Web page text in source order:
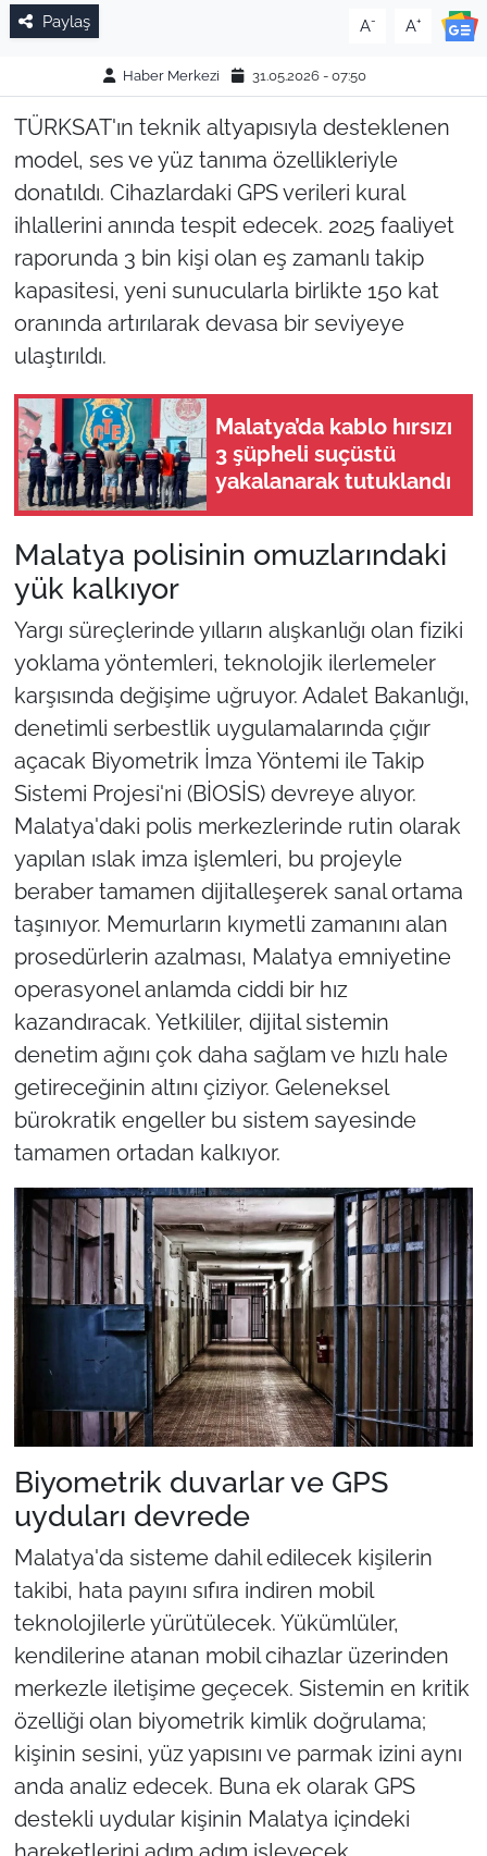
Paylaş A- A+
Haber Merkezi 31.05.2026 - 07:50
TÜRKSAT'ın teknik altyapısıyla desteklenen
model, ses ve yüz tanıma özellikleriyle
donatıldı. Cihazlardaki GPS verileri kural
ihlallerini anında tespit edecek. 2025 faaliyet
raporunda 3 bin kişi olan eş zamanlı takip
kapasitesi, yeni sunucularla birlikte 150 kat
oranında artırılarak devasa bir seviyeye
ulaştırıldı.
Malatya’da kablo hırsızı
3 şüpheli suçüstü
yakalanarak tutuklandı
Malatya polisinin omuzlarındaki
yük kalkıyor
Yargı süreçlerinde yılların alışkanlığı olan fiziki
yoklama yöntemleri, teknolojik ilerlemeler
karşısında değişime uğruyor. Adalet Bakanlığı,
denetimli serbestlik uygulamalarında çığır
açacak Biyometrik İmza Yöntemi ile Takip
Sistemi Projesi'ni (BİOSİS) devreye alıyor.
Malatya'daki polis merkezlerinde rutin olarak
yapılan ıslak imza işlemleri, bu projeyle
beraber tamamen dijitalleşerek sanal ortama
taşınıyor. Memurların kıymetli zamanını alan
prosedürlerin azalması, Malatya emniyetine
operasyonel anlamda ciddi bir hız
kazandıracak. Yetkililer, dijital sistemin
denetim ağını çok daha sağlam ve hızlı hale
getireceğinin altını çiziyor. Geleneksel
bürokratik engeller bu sistem sayesinde
tamamen ortadan kalkıyor.
Biyometrik duvarlar ve GPS
uyduları devrede
Malatya'da sisteme dahil edilecek kişilerin
takibi, hata payını sıfıra indiren mobil
teknolojilerle yürütülecek. Yükümlüler,
kendilerine atanan mobil cihazlar üzerinden
merkezle iletişime geçecek. Sistemin en kritik
özelliği olan biyometrik kimlik doğrulama;
kişinin sesini, yüz yapısını ve parmak izini aynı
anda analiz edecek. Buna ek olarak GPS
destekli uydular kişinin Malatya içindeki